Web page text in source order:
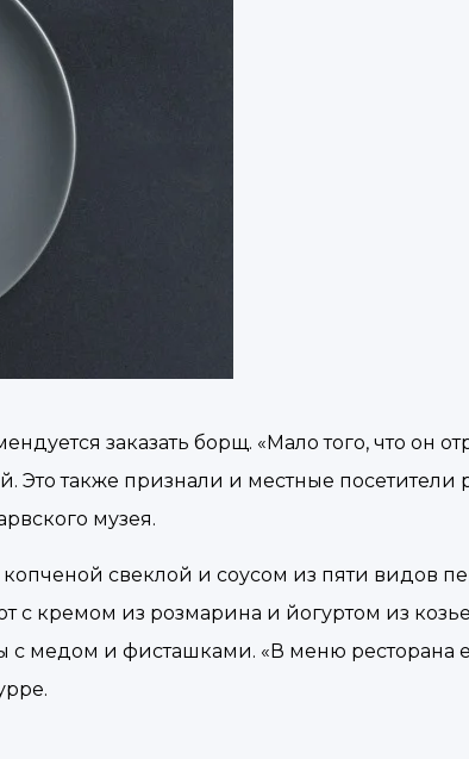
заказать борщ. «Мало того, что он
Это также признали и местные посетители
музея.
свеклой и соусом из пяти видов
кремом из розмарина и йогуртом из
медом и фисташками. «В меню ресторана